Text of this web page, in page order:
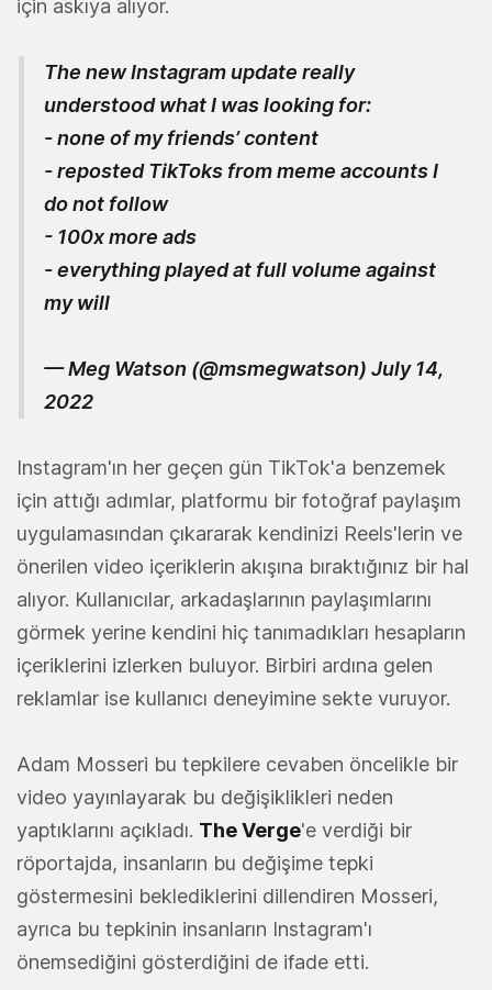
için askıya alıyor.
The new Instagram update really
understood what I was looking for:
- none of my friends’ content
- reposted TikToks from meme accounts I
do not follow
- 100x more ads
- everything played at full volume against
my will
— Meg Watson (@msmegwatson) July 14,
2022
Instagram'ın her geçen gün TikTok'a benzemek
için attığı adımlar, platformu bir fotoğraf paylaşım
uygulamasından çıkararak kendinizi Reels'lerin ve
önerilen video içeriklerin akışına bıraktığınız bir hal
alıyor. Kullanıcılar, arkadaşlarının paylaşımlarını
görmek yerine kendini hiç tanımadıkları hesapların
içeriklerini izlerken buluyor. Birbiri ardına gelen
reklamlar ise kullanıcı deneyimine sekte vuruyor.
Adam Mosseri bu tepkilere cevaben öncelikle bir
video yayınlayarak bu değişiklikleri neden
yaptıklarını açıkladı. The Verge'e verdiği bir
röportajda, insanların bu değişime tepki
göstermesini beklediklerini dillendiren Mosseri,
ayrıca bu tepkinin insanların Instagram'ı
önemsediğini gösterdiğini de ifade etti.